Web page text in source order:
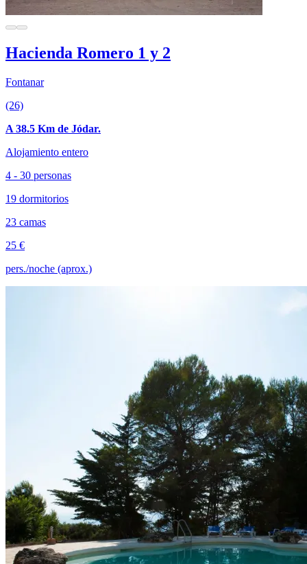
Hacienda Romero 1 y 2
Fontanar
(26)
A 38.5 Km de Jódar.
Alojamiento entero
4 - 30 personas
19 dormitorios
23 camas
25 €
pers./noche (aprox.)